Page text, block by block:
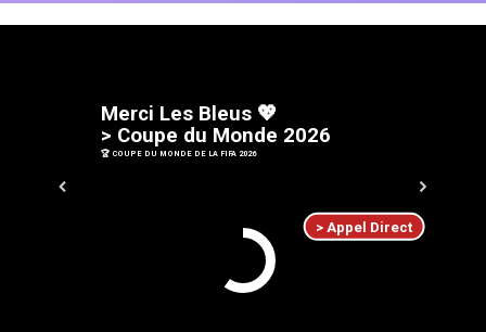
> Appel Direct
Merci Les B eus 💖
> Coupe du Monde 2026
🏆 COUPE DU MONDE DE LA FIFA 2026